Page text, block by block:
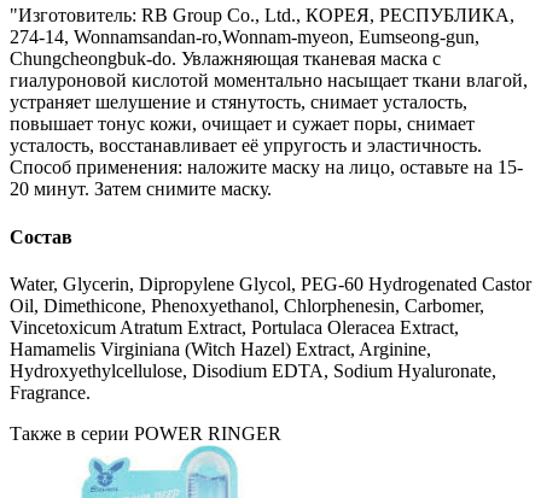
"Изготовитель: RB Group Co., Ltd., КОРЕЯ, РЕСПУБЛИКА,
274-14, Wonnamsandan-ro,Wonnam-myeon, Eumseong-gun,
Chungcheongbuk-do. Увлажняющая тканевая маска с
гиалуроновой кислотой моментально насыщает ткани влагой,
устраняет шелушение и стянутость, снимает усталость,
повышает тонус кожи, очищает и сужает поры, снимает
усталость, восстанавливает её упругость и эластичность.
Способ применения: наложите маску на лицо, оставьте на 15-
20 минут. Затем снимите маску.
Состав
Water, Glycerin, Dipropylene Glycol, PEG-60 Hydrogenated Castor
Oil, Dimethicone, Phenoxyethanol, Chlorphenesin, Carbomer,
Vincetoxicum Atratum Extract, Portulaca Oleracea Extract,
Hamamelis Virginiana (Witch Hazel) Extract, Arginine,
Hydroxyethylcellulose, Disodium EDTA, Sodium Hyaluronate,
Fragrance.
Также в серии POWER RINGER